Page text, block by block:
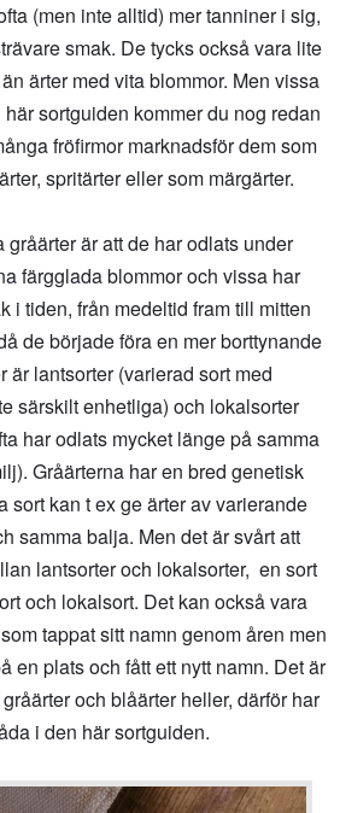
(men inte alltid) mer tanniner i sig,
smak. De tycks också vara lite
ärter med vita blommor. Men vissa
sortguiden kommer du nog redan
fröfirmor marknadsför dem som
spritärter eller som märgärter.
gråärter är att de har odlats under
färgglada blommor och vissa har
i tiden, från medeltid fram till mitten
de började föra en mer borttynande
är lantsorter (varierad sort med
särskilt enhetliga) och lokalsorter
har odlats mycket länge på samma
Gråärterna har en bred genetisk
sort kan t ex ge ärter av varierande
samma balja. Men det är svårt att
lantsorter och lokalsorter, en sort
och lokalsort. Det kan också vara
tappat sitt namn genom åren men
en plats och fått ett nytt namn. Det är
och blåärter heller, därför har
i den här sortguiden.